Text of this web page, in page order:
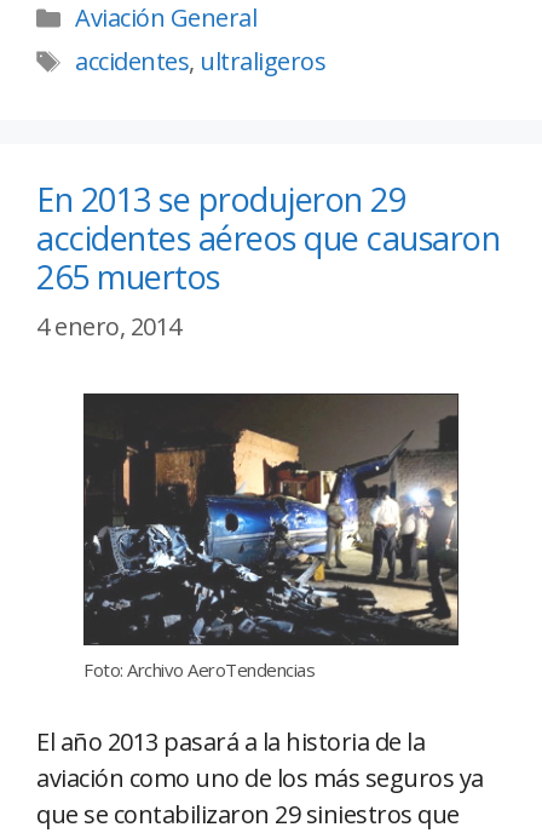
Aviación General
accidentes, ultraligeros
En 2013 se produjeron 29
accidentes aéreos que causaron
265 muertos
4 enero, 2014
Foto: Archivo AeroTendencias
El año 2013 pasará a la historia de la
aviación como uno de los más seguros ya
que se contabilizaron 29 siniestros que